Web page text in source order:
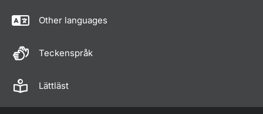
Other languages
Teckenspråk
Lättläst